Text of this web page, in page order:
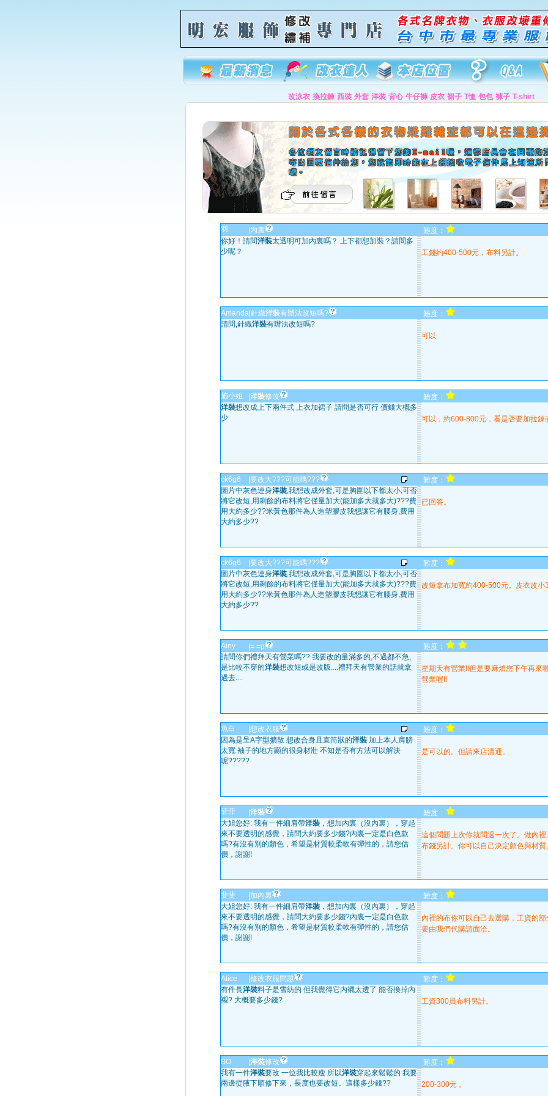
改泳衣 換拉鍊 西裝 外套 洋裝 背心 牛仔褲 皮衣 裙子 T恤 包包 褲子 T-shirt
羽 內裏
難度：
你好！請問洋裝太透明可加內裏嗎？ 上下都想加裝？請問多
少呢？
工錢約400-500元，布料另計。
Amanda 針織洋裝有辦法改短嗎?
難度：
請問,針織洋裝有辦法改短嗎?
可以
施小姐 洋裝修改
難度：
洋裝想改成上下兩件式 上衣加裙子 請問是否可行 價錢大概多
少
可以，約600-800元，看是否要加拉鍊
ck6g6 要改大???可能嗎???
難度：
圖片中灰色連身洋裝,我想改成外套,可是胸圍以下都太小,可否
將它改短,用剩餘的布料將它僅量加大(能加多大就多大)???費
用大約多少??米黃色那件為人造塑膠皮我想讓它有腰身,費用
大約多少??
已回答。
ck6g6 要改大???可能嗎???
難度：
圖片中灰色連身洋裝,我想改成外套,可是胸圍以下都太小,可否
將它改短,用剩餘的布料將它僅量加大(能加多大就多大)???費
用大約多少??米黃色那件為人造塑膠皮我想讓它有腰身,費用
大約多少??
改短拿布加寬約400-500元。皮衣改小
Ainy = =p
難度：
請問你們禮拜天有營業嗎?? 我要改的量滿多的,不過都不急,
是比較不穿的洋裝想改短或是改版....禮拜天有營業的話就拿
過去....
星期天有營業!!但是要麻煩您下午再來
營業喔!!
魚白 想改衣服
難度：
因為是呈A字型擴散 想改合身且直筒狀的洋裝 加上本人肩膀
太寬 袖子的地方顯的很身材壯 不知是否有方法可以解決
呢?????
是可以的。但請來店溝通。
菲菲 洋裝
難度：
大姐您好: 我有一件細肩帶洋裝 ，想加內裏（沒內裏），穿起
來不要透明的感覺，請問大約要多少錢?內裏一定是白色款
嗎?有沒有別的顏色，希望是材質較柔軟有彈性的，請您估
價，謝謝!
這個問題上次你就問過一次了。做內裡
布錢另計。你可以自己決定顏色與材質
斐斐 加內裏
難度：
大姐您好: 我有一件細肩帶洋裝 ，想加內裏（沒內裏），穿起
來不要透明的感覺，請問大約要多少錢?內裏一定是白色款
嗎?有沒有別的顏色，希望是材質較柔軟有彈性的，請您估
價，謝謝!
內裡的布你可以自己去選購，工資的
要由我們代購請面洽。
Alice 修改衣服問題
難度：
有件長洋裝料子是雪紡的 但我覺得它內襯太透了 能否換掉內
襯? 大概要多少錢?
工資300員布料另計。
BO 洋裝修改 難度：
我有一件洋裝要改 一位我比較瘦 所以洋裝穿起來鬆鬆的 我要
兩邊從腋下順修下來，長度也要改短。這樣多少錢??
200-300元 。